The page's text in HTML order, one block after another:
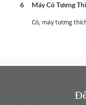
6 Máy Có Tương
Có, máy tương